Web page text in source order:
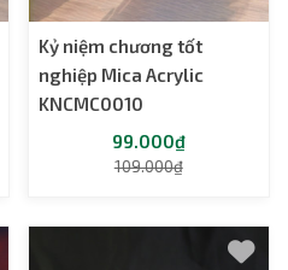
Kỷ niệm chương tốt
nghiệp Mica Acrylic
KNCMC0010
99.000₫
109.000₫